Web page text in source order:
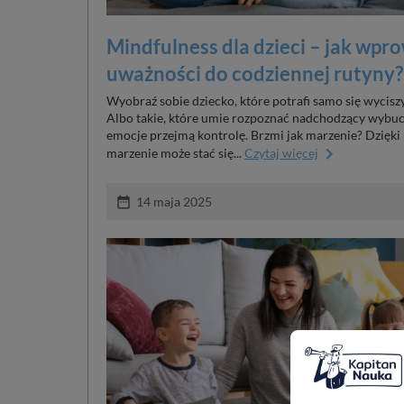
Mindfulness dla dzieci – jak
uważności do codziennej rutyny?
Wyobraź sobie dziecko, które potrafi samo się
Albo takie, które umie rozpoznać nadchodzący
emocje przejmą kontrolę. Brzmi jak marzenie?
marzenie może stać się... Czytaj więcej keyboard_arrow_right
date_range 14 maja 2025